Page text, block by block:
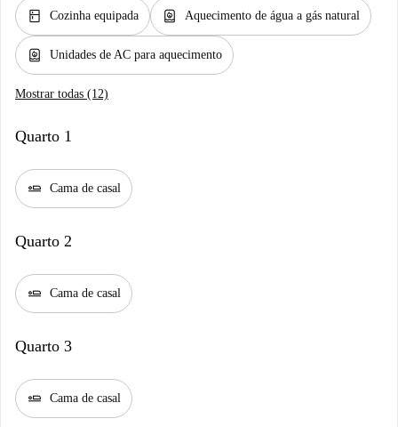
kitchen Cozinha equipada water_heater Aquecimento de água a gás natural
water_heater Unidades de AC para aquecimento
Mostrar todas (12)
Quarto 1
airline_seat_flat Cama de casal
Quarto 2
airline_seat_flat Cama de casal
Quarto 3
airline_seat_flat Cama de casal